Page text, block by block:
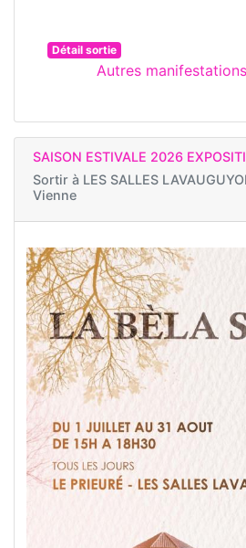
Détail sortie
Autres
SAISON ESTIVALE 2026
Sortir à LES SALLES
Vienne